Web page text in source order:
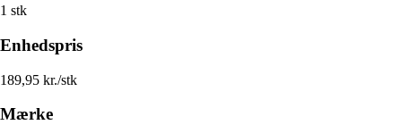
1 stk
Enhedspris
189,95 kr./stk
Mærke